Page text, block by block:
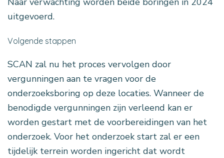
uitgevoerd.
Volgende stappen
SCAN zal nu het proces vervolgen door
vergunningen aan te vragen voor de
onderzoeksboring op deze locaties. Wanneer de
benodigde vergunningen zijn verleend kan er
worden gestart met de voorbereidingen van het
onderzoek. Voor het onderzoek start zal er een
tijdelijk terrein worden ingericht dat wordt